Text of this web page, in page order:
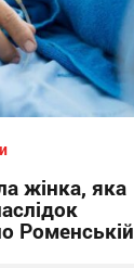
жінка, яка
Роменській